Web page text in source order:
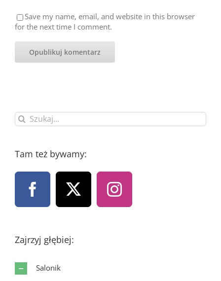
Save my name, email, and website in this browser
for the next time I comment.
Szukaj
Tam też bywamy:
Zajrzyj głębiej:
Salonik